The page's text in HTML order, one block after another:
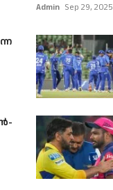
Admin Sep 29, 2025